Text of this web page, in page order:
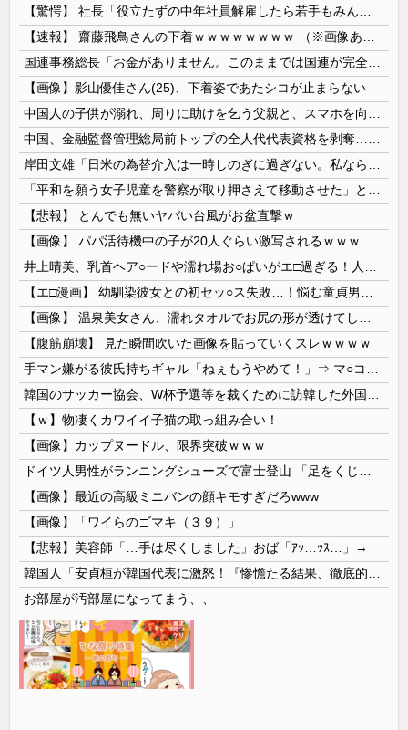
【画像】影山優佳さん(25)、下着姿であたシコが止まらない
【悲報】 とんでも無いヤバい台風がお盆直撃ｗ
【腹筋崩壊】 見た瞬間吹いた画像を貼っていくスレｗｗｗｗ
【ｗ】物凄くカワイイ子猫の取っ組み合い！
【画像】カップヌードル、限界突破ｗｗｗ
【画像】最近の高級ミニバンの顔キモすぎだろwww
【画像】「ワイらのゴマキ（３９）」
【悲報】美容師「…手は尽くしました」おば「ｱｯ…ｯｽ…」→
お部屋が汚部屋になってまう、、